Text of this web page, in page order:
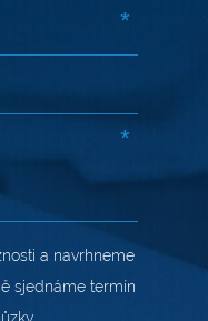
*
*
a navrhneme
sjednáme termín